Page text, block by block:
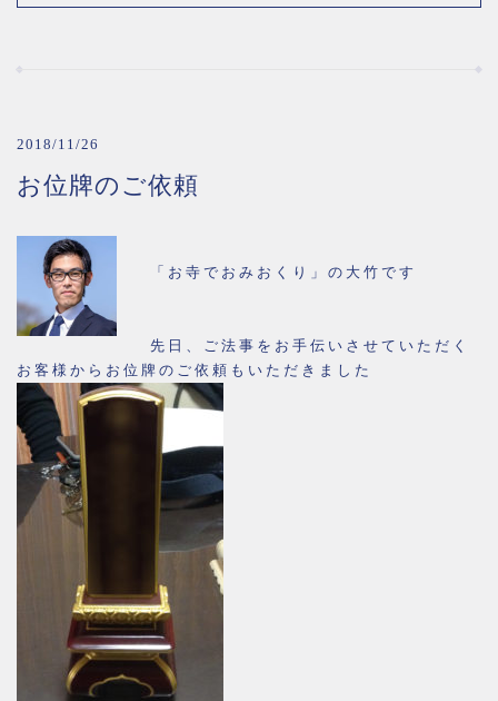
2018/11/26
お位牌のご依頼
「お寺でおみおくり」の大竹です
先日、ご法事をお手伝いさせていただく
お客様からお位牌のご依頼もいただきました